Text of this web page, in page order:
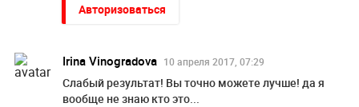
Авторизоваться
Irina Vinogradova 10 апреля 2017, 07:29
Слабый результат! Вы точно можете лучше! да я
вообще не знаю кто это...